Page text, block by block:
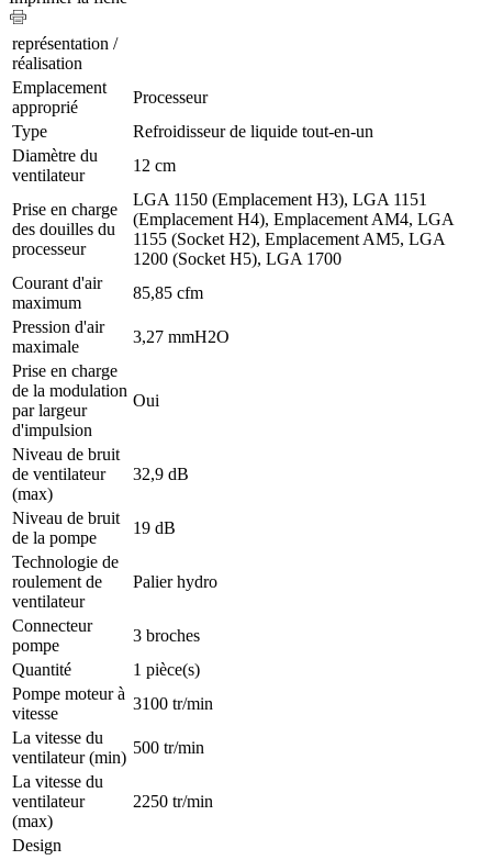
représentation /
réalisation
Emplacement
approprié
Processeur
Type
Refroidisseur de liquide tout-en-un
Diamètre du
ventilateur
12 cm
Prise en charge
des douilles du
processeur
LGA 1150 (Emplacement H3), LGA 1151
(Emplacement H4), Emplacement AM4, LGA
1155 (Socket H2), Emplacement AM5, LGA
1200 (Socket H5), LGA 1700
Courant d'air
maximum
85,85 cfm
Pression d'air
maximale
3,27 mmH2O
Prise en charge
de la modulation
par largeur
d'impulsion
Oui
Niveau de bruit
de ventilateur
(max)
32,9 dB
Niveau de bruit
de la pompe
19 dB
Technologie de
roulement de
ventilateur
Palier hydro
Connecteur
pompe
3 broches
Quantité
1 pièce(s)
Pompe moteur à
vitesse
3100 tr/min
La vitesse du
ventilateur (min)
500 tr/min
La vitesse du
ventilateur
(max)
2250 tr/min
Design